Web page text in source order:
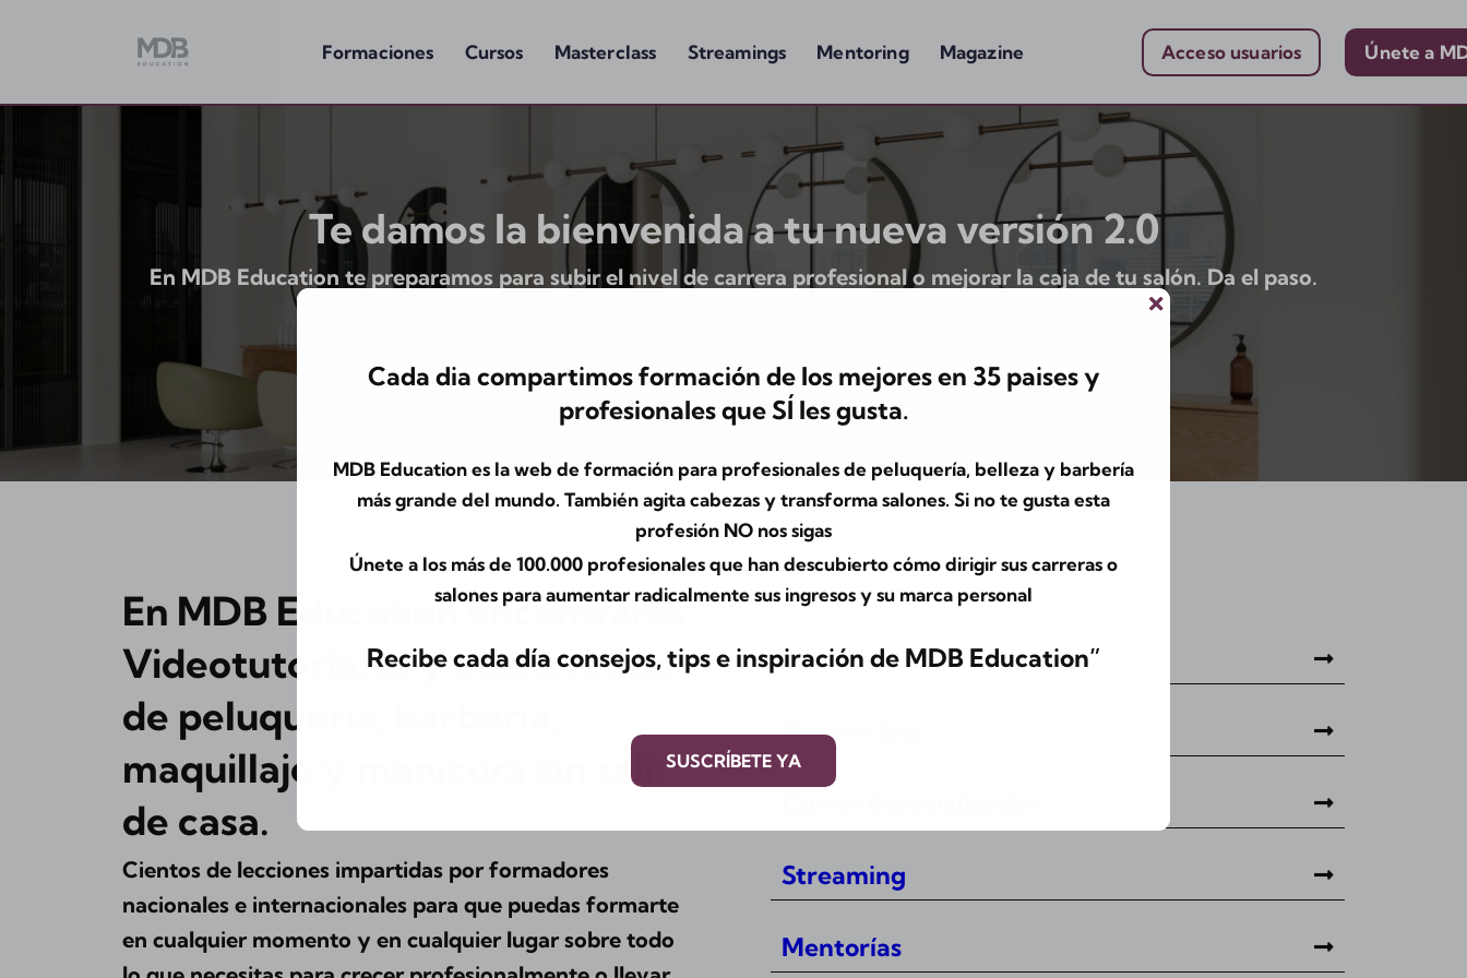
Formaciones Cursos Masterclass Streamings Mentoring Magazine Acceso usuarios Únete a
Te damos la bienvenida a tu nueva versión 2.0
En MDB Education te preparamos para subir el nivel de carrera profesional o mejorar la caja de tu salón. Da el paso.
En MDB Education encontrarás
Videotutoriales y masterclass
de peluquería, barbería,
maquillaje y manicura sin salir
de casa.
Cientos de lecciones impartidas por formadores
nacionales e internacionales para que puedas formarte
en cualquier momento y en cualquier lugar sobre todo
Formaciones
Masterclass
Streaming
Mentorías
Cada dia compartimos formación de los mejores en 35 paises y
profesionales que SÍ les gusta.
MDB Education es la web de formación para profesionales de peluquería, belleza y barbería
más grande del mundo. También agita cabezas y transforma salones. Si no te gusta esta
profesión NO nos sigas
Únete a los más de 100.000 profesionales que han descubierto cómo dirigir sus carreras o
salones para aumentar radicalmente sus ingresos y su marca personal
Recibe cada día consejos, tips e inspiración de MDB Education”
SUSCRÍBETE YA